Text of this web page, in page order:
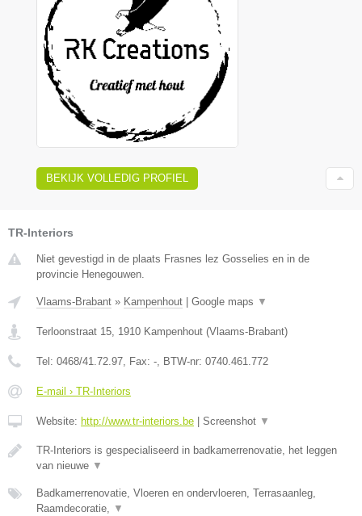
BEKIJK VOLLEDIG PROFIEL
TR-Interiors
Niet gevestigd in de plaats Frasnes lez Gosselies en in de
provincie Henegouwen.
Vlaams-Brabant » Kampenhout Google maps ▼
Terloonstraat 15 1910 Kampenhout (Vlaams-Brabant)
Tel: 0468/41.72.97 , Fax: - , BTW-nr: 0740.461.772
E-mail › TR-Interiors
Website: http://www.tr-interiors.be Screenshot ▼
TR-Interiors is gespecialiseerd in badkamerrenovatie, het leggen
van nieuwe ▼
Badkamerrenovatie, Vloeren en ondervloeren, Terrasaanleg,
Raamdecoratie,
▼